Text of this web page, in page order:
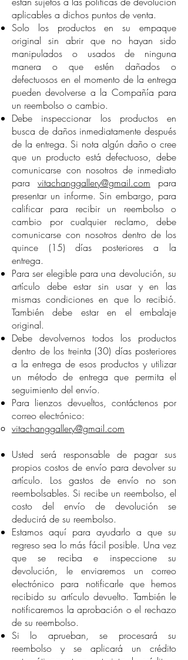
aplicables a dichos puntos de venta.
Solo los productos en su empaque
original sin abrir que no hayan sido
manipulados o usados de ninguna
manera o que estén dañados o
defectuosos en el momento de la entrega
pueden devolverse a la Compañía para
un reembolso o cambio.
Debe inspeccionar los productos en
busca de daños inmediatamente después
de la entrega. Si nota algún daño o cree
que un producto está defectuoso, debe
comunicarse con nosotros de inmediato
para vitachanggallery@gmail.com para
presentar un informe. Sin embargo, para
calificar para recibir un reembolso o
cambio por cualquier reclamo, debe
comunicarse con nosotros dentro de los
quince (15) días posteriores a la
entrega.
Para ser elegible para una devolución, su
artículo debe estar sin usar y en las
mismas condiciones en que lo recibió.
También debe estar en el embalaje
original.
Debe devolvernos todos los productos
dentro de los treinta (30) días posteriores
a la entrega de esos productos y utilizar
un método de entrega que permita el
seguimiento del envío.
Para lienzos devueltos, contáctenos por
correo electrónico:
vitachanggallery@gmail.com
Usted será responsable de pagar sus
propios costos de envío para devolver su
artículo. Los gastos de envío no son
reembolsables. Si recibe un reembolso, el
costo del envío de devolución se
deducirá de su reembolso.
Estamos aquí para ayudarlo a que su
regreso sea lo más fácil posible. Una vez
que se reciba e inspeccione su
devolución, le enviaremos un correo
electrónico para notificarle que hemos
recibido su artículo devuelto. También le
notificaremos la aprobación o el rechazo
de su reembolso.
Si lo aprueban, se procesará su
reembolso y se aplicará un crédito